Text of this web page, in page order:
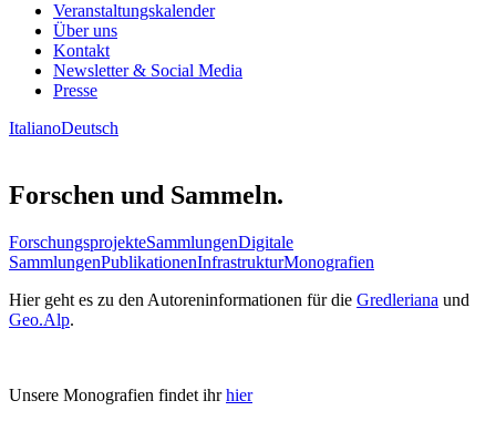
Veranstaltungskalender
Über uns
Kontakt
Newsletter & Social Media
Presse
ItalianoDeutsch
Forschen und Sammeln.
ForschungsprojekteSammlungenDigitale
SammlungenPublikationenInfrastrukturMonografien
Hier geht es zu den Autoreninformationen für die Gredleriana und
Geo.Alp.
Unsere Monografien findet ihrhier